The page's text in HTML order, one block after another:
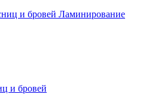
Ламинирование
и бровей